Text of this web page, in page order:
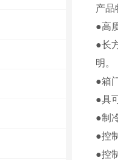
产品
●高
●长
明。
●箱
●具
●制
●控
●控